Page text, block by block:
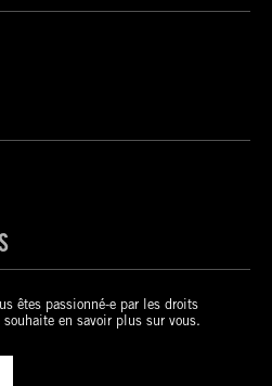
êtes passionné-e par les droits
en savoir plus sur vous.